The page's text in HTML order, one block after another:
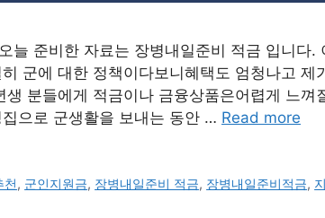
늘 준비한 자료는 장병내일준비 적금 입니
군에 대한 정책이다보니혜택도 엄청나고
생 분들에게 적금이나 금융상품은어렵게 느
으로 군생활을 보내는 동안 … Read more
천, 군인지원금, 장병내일준비 적금, 장병내일준비적금,